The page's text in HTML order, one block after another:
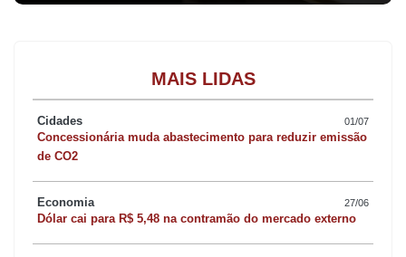
MAIS LIDAS
Cidades 01/07
Concessionária muda abastecimento para reduzir emissão
de CO2
Economia 27/06
Dólar cai para R$ 5,48 na contramão do mercado externo